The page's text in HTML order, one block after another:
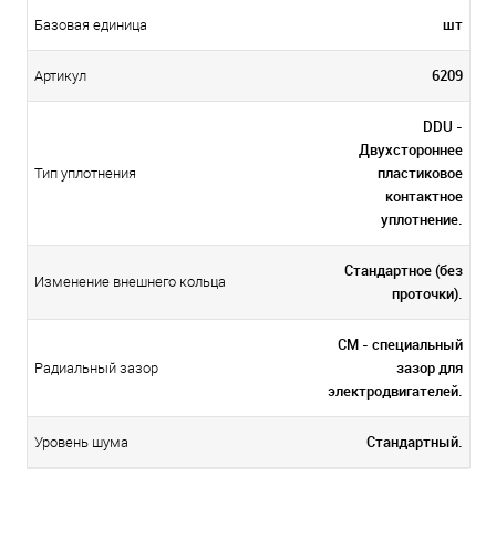
Базовая единица шт
Артикул 6209
Тип уплотнения
DDU -
Двухстороннее
пластиковое
контактное
уплотнение.
Изменение внешнего кольца
Стандартное (без
проточки).
Радиальный зазор
CM - специальный
зазор для
электродвигателей.
Уровень шума Стандартный.